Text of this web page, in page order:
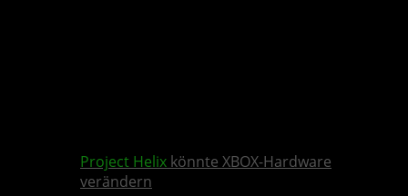
Project Helix könnte XBOX-Hardware
verändern